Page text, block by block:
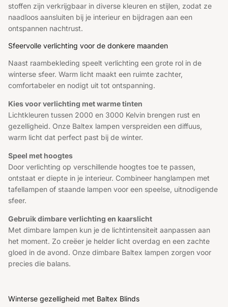
stoffen zijn verkrijgbaar in diverse kleuren en stijlen, zodat ze
naadloos aansluiten bij je interieur en bijdragen aan een
ontspannen nachtrust.
Sfeervolle verlichting voor de donkere maanden
Naast raambekleding speelt verlichting een grote rol in de
winterse sfeer. Warm licht maakt een ruimte zachter,
comfortabeler en nodigt uit tot ontspanning.
Kies voor verlichting met warme tinten
Lichtkleuren tussen 2000 en 3000 Kelvin brengen rust en
gezelligheid. Onze Baltex lampen verspreiden een diffuus,
warm licht dat perfect past bij de winter.
Speel met hoogtes
Door verlichting op verschillende hoogtes toe te passen,
ontstaat er diepte in je interieur. Combineer hanglampen met
tafellampen of staande lampen voor een speelse, uitnodigende
sfeer.
Gebruik dimbare verlichting en kaarslicht
Met dimbare lampen kun je de lichtintensiteit aanpassen aan
het moment. Zo creëer je helder licht overdag en een zachte
gloed in de avond. Onze dimbare Baltex lampen zorgen voor
precies die balans.
Winterse gezelligheid met Baltex Blinds